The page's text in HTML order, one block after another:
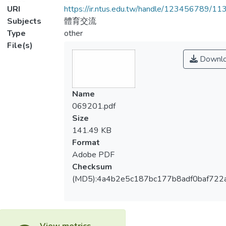
URI
https://ir.ntus.edu.tw/handle/123456789/
Subjects
體育交流
Type
other
File(s)
Name
069201.pdf
Size
141.49 KB
Format
Adobe PDF
Checksum